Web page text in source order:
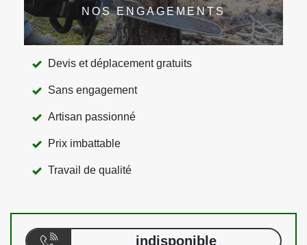
NOS ENGAGEMENTS
Devis et déplacement gratuits
Sans engagement
Artisan passionné
Prix imbattable
Travail de qualité
indisponible